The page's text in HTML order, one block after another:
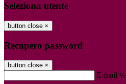
Seleziona utente
button close ×
Recupero password
button close ×
E-mail